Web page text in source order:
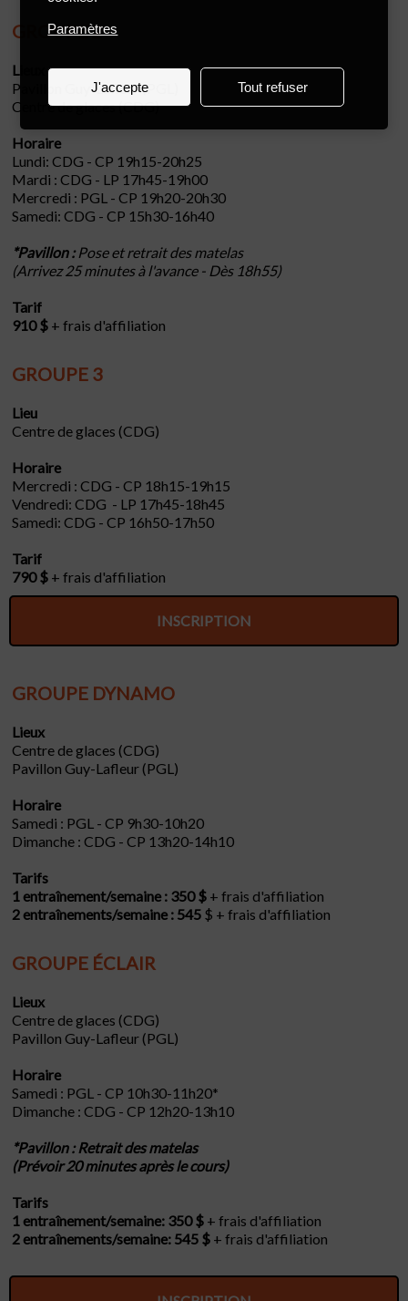
GROUPE 2
Lieux
Pavillon Guy-Lafleur (PGL)
Centre de glaces (CDG)
Horaire
Lundi: CDG - CP 19h15-20h25
Mardi : CDG - LP 17h45-19h00
Mercredi : PGL - CP 19h20-20h30
Samedi: CDG - CP 15h30-16h40
*Pavillon :Pose et retrait des matelas
(Arrivez 25 minutes à l'avance - Dès 18h55)
Tarif
910 $ + frais d'affiliation
GROUPE 3
Lieu
Centre de glaces (CDG)
Horaire
Mercredi : CDG - CP 18h15-19h15
Vendredi: CDG - LP 17h45-18h45
Samedi: CDG - CP 16h50-17h50
Tarif
790 $ + frais d'affiliation
INSCRIPTION
GROUPE DYNAMO
Lieux
Centre de glaces (CDG)
Pavillon Guy-Lafleur (PGL)
Horaire
Samedi : PGL - CP 9h30-10h20
Dimanche : CDG - CP 13h20-14h10
Tarifs
1 entraînement/semaine : 350 $ + frais d'affiliation
2 entraînements/semaine : 545 $ + frais d'affiliation
GROUPE ÉCLAIR
Lieux
Centre de glaces (CDG)
Pavillon Guy-Lafleur (PGL)
Horaire
Samedi : PGL - CP 10h30-11h20*
Dimanche : CDG - CP 12h20-13h10
*Pavillon : Retrait des matelas
(Prévoir 20 minutes après le cours)
Tarifs
1 entraînement/semaine: 350 $ + frais d'affiliation
2 entraînements/semaine: 545 $ + frais d'affiliation
Paramètres
J'accepte Tout refuser